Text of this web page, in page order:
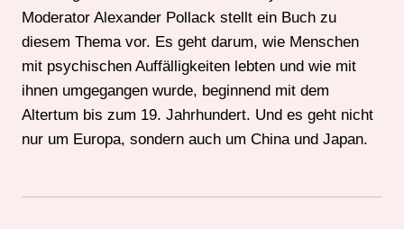
Moderator Alexander Pollack stellt ein Buch zu
diesem Thema vor. Es geht darum, wie Menschen
mit psychischen Auffälligkeiten lebten und wie mit
ihnen umgegangen wurde, beginnend mit dem
Altertum bis zum 19. Jahrhundert. Und es geht nicht
nur um Europa, sondern auch um China und Japan.